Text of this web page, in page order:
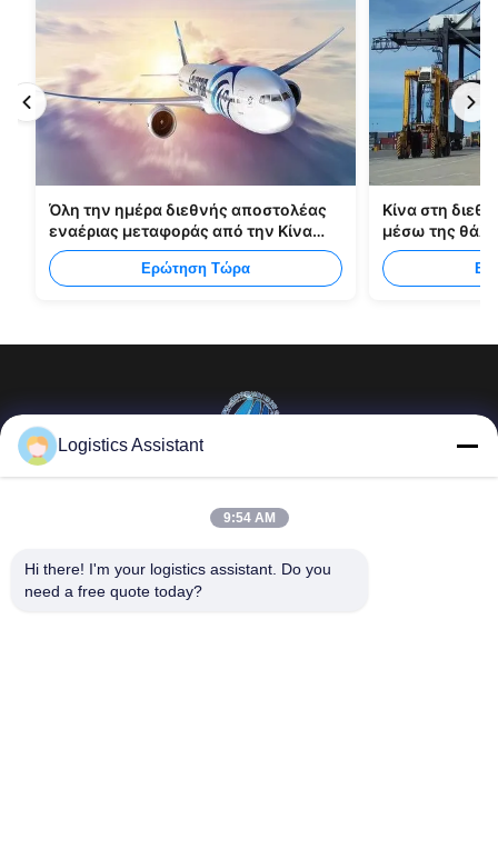
Όλη την ημέρα διεθνής αποστολέας
εναέριας μεταφοράς από την Κίνα
στη Μανίλα
Ερώτηση Τώρα
Κίνα στη
μέσω της
Επέλεξέ μας και δε θα μας ξεχάσεις ποτέ.
σύνδεσμοι
Logistics Assistant
9:54 AM
Hi there! I'm your logistics assistant. Do you
need a free quote today?